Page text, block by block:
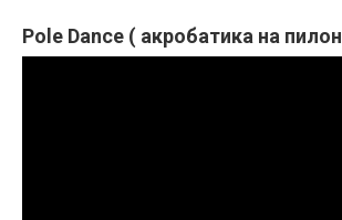
Pole Dance ( акробатика на